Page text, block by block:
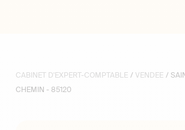
CABINET D'EXPERT-COMPTABLE / VENDEE /
CHEMIN - 85120